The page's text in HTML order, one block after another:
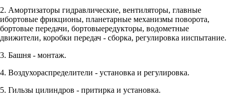
2. Амортизаторы гидравлические, вентиляторы, главные
ибортовые фрикционы, планетарные механизмы поворота,
бортовые передачи, бортовыередукторы, водометные
движители, коробки передач - сборка, регулировка ииспытание.
3. Башня - монтаж.
4. Воздухораспределители - установка и регулировка.
5. Гильзы цилиндров - притирка и установка.